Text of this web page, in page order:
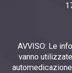
AVVISO: Le
vanno